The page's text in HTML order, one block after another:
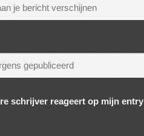
schrijver reageert op mijn entry